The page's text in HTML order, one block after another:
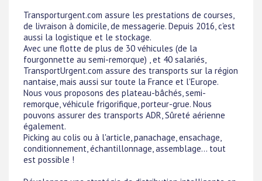
Transporturgent.com assure les prestations de courses,
de livraison à domicile, de messagerie. Depuis 2016, c'est
aussi la logistique et le stockage.
Avec une flotte de plus de 30 véhicules (de la
fourgonnette au semi-remorque) , et 40 salariés,
TransportUrgent.com assure des transports sur la région
nantaise, mais aussi sur toute la France et l'Europe.
Nous vous proposons des plateau-bâchés, semi-
remorque, véhicule frigorifique, porteur-grue. Nous
pouvons assurer des transports ADR, Sûreté aérienne
également.
Picking au colis ou à l'article, panachage, ensachage,
conditionnement, échantillonnage, assemblage... tout
est possible !